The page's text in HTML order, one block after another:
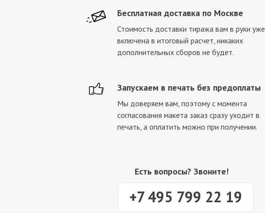
Бесплатная доставка по Москве
Стоимость доставки тиража вам в руки уже
включена в итоговый расчет, никаких
дополнительных сборов не будет.
Запускаем в печать без предоплаты
Мы доверяем вам, поэтому с момента
согласования макета заказ сразу уходит в
печать, а оплатить можно при получении.
Есть вопросы? Звоните!
+7 495 799 22 19